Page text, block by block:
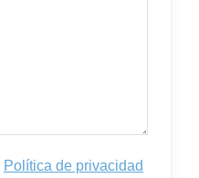
Política de privacidad